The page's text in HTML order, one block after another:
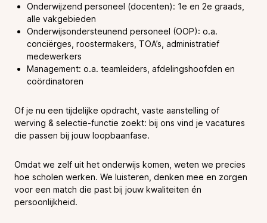
Onderwijzend personeel (docenten): 1e en 2e graads,
alle vakgebieden
Onderwijsondersteunend personeel (OOP): o.a.
conciërges, roostermakers, TOA’s, administratief
medewerkers
Management: o.a. teamleiders, afdelingshoofden en
coördinatoren
Of je nu een tijdelijke opdracht, vaste aanstelling of
werving & selectie-functie zoekt: bij ons vind je vacatures
die passen bij jouw loopbaanfase.
Omdat we zelf uit het onderwijs komen, weten we precies
hoe scholen werken. We luisteren, denken mee en zorgen
voor een match die past bij jouw kwaliteiten én
persoonlijkheid.